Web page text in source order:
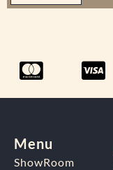
Menu
ShowRoom